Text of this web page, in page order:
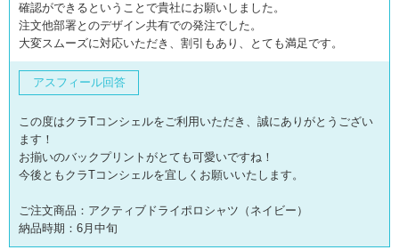
確認ができるということで貴社にお願いしました。
注文他部署とのデザイン共有での発注でした。
大変スムーズに対応いただき、割引もあり、とても満足です。
アスフィール回答
この度はクラTコンシェルをご利用いただき、誠にありがとうござい
ます！
お揃いのバックプリントがとても可愛いですね！
今後ともクラTコンシェルを宜しくお願いいたします。
ご注文商品：アクティブドライポロシャツ（ネイビー）
納品時期：6月中旬